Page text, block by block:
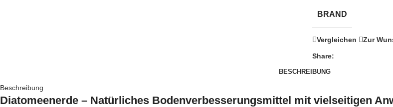
BRAND
Vergleichen Zur
Share:
BESCHREIBUNG
Beschreibung
Diatomeenerde – Natürliches Bodenverbesserungsmittel mit vielseitigen